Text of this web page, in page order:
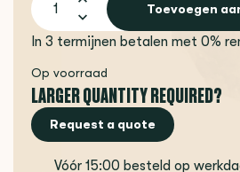
Toevoegen
In 3 termijnen betalen met 0%
Op voorraad
LARGER QUANTITY REQUIRED?
Request a quote
Vóór 15:00 besteld op